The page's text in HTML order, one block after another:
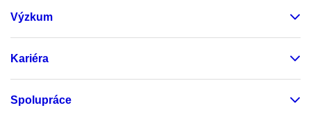
Výzkum
Kariéra
Spolupráce